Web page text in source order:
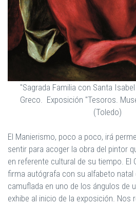
"Sagrada Familia con Santa
Greco. Exposición "Tesoros.
(Toledo)
El Manierismo, poco a poco, irá
sentir para acoger la obra del pintor
en referente cultural de su tiempo. El
firma autógrafa con su alfabeto natal
camuflada en uno de los ángulos de
exhibe al inicio de la exposición. Nos